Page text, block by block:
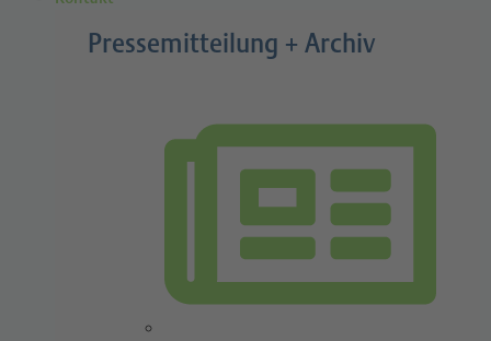
Pressemitteilung + Archiv